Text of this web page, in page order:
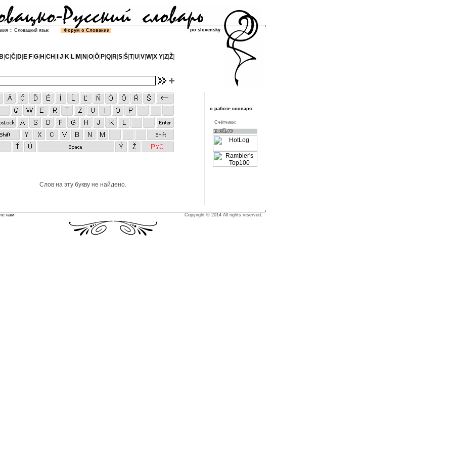
:: Словацкий язык Форум о Словакии po slovensky
B C| Č| D| E| F| G| H CH J K| L| M N O| Ô| P| Q| R| S| Š| T|U V| W|X| Y| Z| Ž]
Слов на эту букву не найдено.
о работе словаря
Cчётчики:
нам Copyright © 2014 All rights reserved.